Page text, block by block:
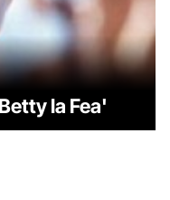
la Fea'